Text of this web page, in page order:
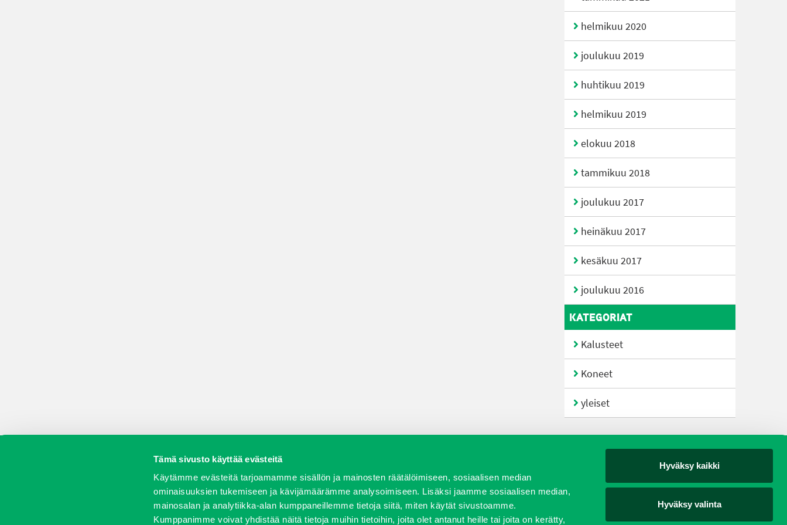
Tämä sivusto käyttää evästeitä
Käytämme evästeitä tarjoamamme sisällön ja mainosten räätälöimiseen, sosiaalisen median
ominaisuuksien tukemiseen ja kävijämäärämme analysoimiseen. Lisäksi jaamme sosiaalisen median,
mainosalan ja analytiikka-alan kumppaneillemme tietoja siitä, miten käytät sivustoamme.
Kumppanimme voivat yhdistää näitä tietoja muihin tietoihin, joita olet antanut heille tai joita on kerätty,
Hyväksy kaikki
Hyväksy valinta
helmikuu 2020
joulukuu 2019
huhtikuu 2019
helmikuu 2019
elokuu 2018
tammikuu 2018
joulukuu 2017
heinäkuu 2017
kesäkuu 2017
joulukuu 2016
KATEGORIAT
Kalusteet
Koneet
yleiset
Vaihtokoneet Kalusteet Huolto ja varaosat Verkkokauppa JT Vuokrakone Jälleenmyyjät